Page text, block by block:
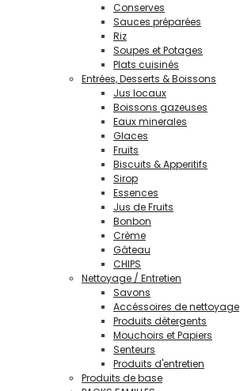
Conserves
Sauces préparées
Riz
Soupes et Potages
Plats cuisinés
Entrées, Desserts & Boissons
Jus locaux
Boissons gazeuses
Eaux minerales
Glaces
Fruits
Biscuits & Apperitifs
Sirop
Essences
Jus de Fruits
Bonbon
Crème
Gâteau
CHIPS
Nettoyage / Entretien
Savons
Accéssoires de nettoyage
Produits détergents
Mouchoirs et Papiers
Senteurs
Produits d'entretien
Produits de base